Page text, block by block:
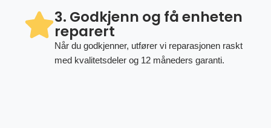
3. Godkjenn og få enheten
reparert
Når du godkjenner, utfører vi reparasjonen raskt
med kvalitetsdeler og 12 måneders garanti.